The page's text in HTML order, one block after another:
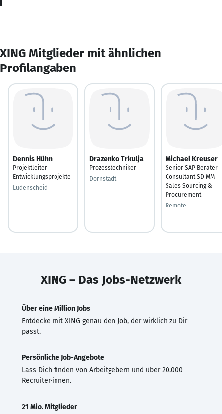
XING Mitglieder mit ähnlichen
Profilangaben
Dennis Hühn
Projektleiter
Entwicklungsprojekte
Lüdenscheid
Drazenko Trkulja
Prozesstechniker
Dornstadt
Michael Kreuser
Senior SAP Berater
Consultant SD MM
Sales Sourcing &
Procurement
Remote
XING – Das Jobs-Netzwerk
Über eine Million Jobs
Entdecke mit XING genau den Job, der wirklich zu Dir
passt.
Persönliche Job-Angebote
Lass Dich finden von Arbeitgebern und über 20.000
Recruiter·innen.
21 Mio. Mitglieder